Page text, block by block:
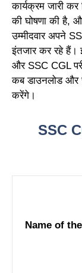
कार्यक्रम जारी
की घोषणा की है,
उम्मीदवार अपने
इंतजार कर रहे हैं।
और SSC CGL
कब डाउनलोड और
करेंगे।
SSC
Name of